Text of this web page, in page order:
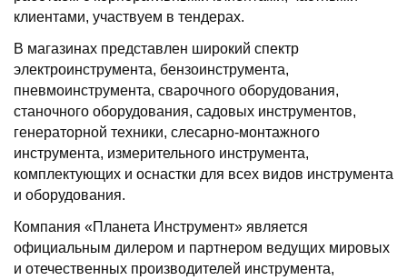
клиентами, участвуем в тендерах.
В магазинах представлен широкий спектр
электроинструмента, бензоинструмента,
пневмоинструмента, сварочного оборудования,
станочного оборудования, садовых инструментов,
генераторной техники, слесарно-монтажного
инструмента, измерительного инструмента,
комплектующих и оснастки для всех видов инструмента
и оборудования.
Компания «Планета Инструмент» является
официальным дилером и партнером ведущих мировых
и отечественных производителей инструмента,